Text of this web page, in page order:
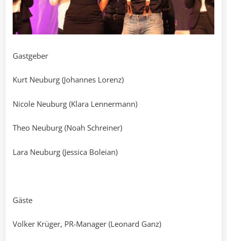
Gastgeber
Kurt Neuburg (Johannes Lorenz)
Nicole Neuburg (Klara Lennermann)
Theo Neuburg (Noah Schreiner)
Lara Neuburg (Jessica Boleian)
Gäste
Volker Krüger, PR-Manager (Leonard Ganz)